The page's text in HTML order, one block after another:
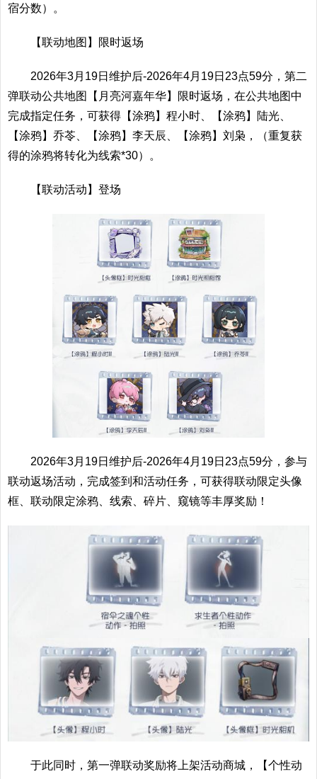
宿分数）。
【联动地图】限时返场
2026年3月19日维护后-2026年4月19日23点59分，第二
弹联动公共地图【月亮河嘉年华】限时返场，在公共地图中
完成指定任务，可获得【涂鸦】程小时、【涂鸦】陆光、
【涂鸦】乔苓、【涂鸦】李天辰、【涂鸦】刘枭，（重复获
得的涂鸦将转化为线索*30）。
【联动活动】登场
2026年3月19日维护后-2026年4月19日23点59分，参与
联动返场活动，完成签到和活动任务，可获得联动限定头像
框、联动限定涂鸦、线索、碎片、窥镜等丰厚奖励！
于此同时，第一弹联动奖励将上架活动商城，【个性动